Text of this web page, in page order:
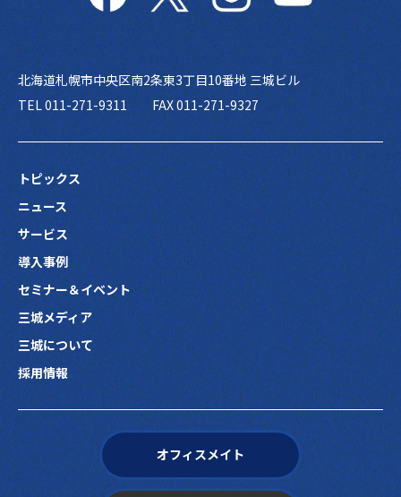
北海道札幌市中央区南2条東3丁目10番地 三城ビル
TEL 011-271-9311
FAX 011-271-9327
トピックス
ニュース
サービス
導入事例
セミナー＆イベント
三城メディア
三城について
採用情報
オフィスメイト